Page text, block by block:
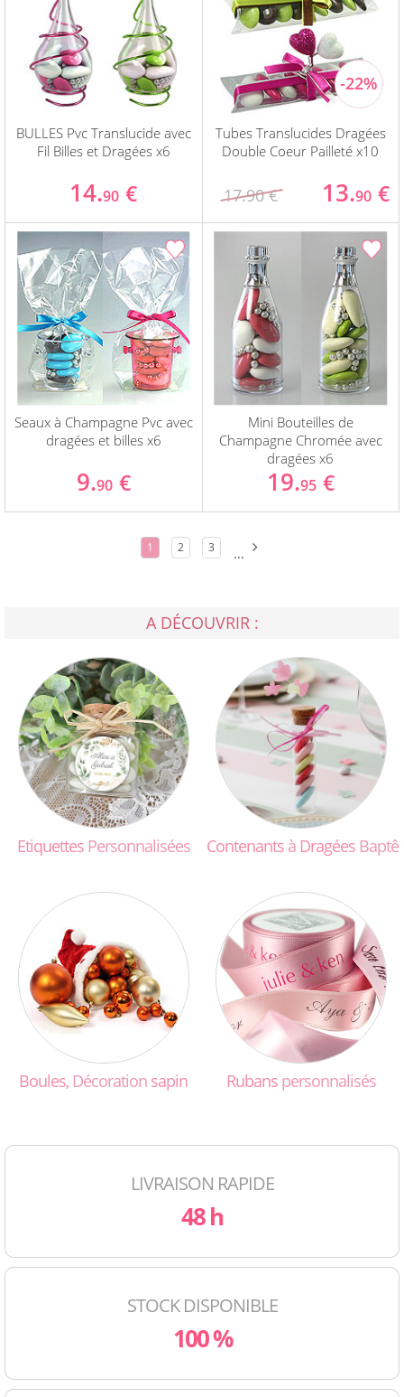
BULLES Pvc Translucide avec
Fil Billes et Dragées x6
14.90 €
Tubes Translucides Dragées
Double Coeur Pailleté x10
17.90 € 13.90 €
Seaux à Champagne Pvc avec
dragées et billes x6
9.90 €
Mini Bouteilles de
Champagne Chromée avec
dragées x6
19.95 €
1 2 3 ...
A DÉCOUVRIR :
Etiquettes Personnalisées Contenants à Dragées
Boules, Décoration sapin Rubans personnalisés
LIVRAISON RAPIDE
48 h
STOCK DISPONIBLE
100 %